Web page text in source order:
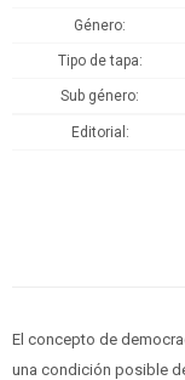
Género
Tipo de tapa
Sub género
Editorial
El concepto de
una condición posible